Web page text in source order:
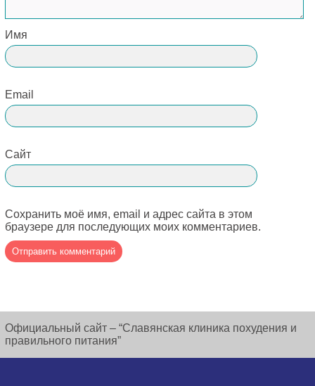
Имя
Email
Сайт
Сохранить моё имя, email и адрес сайта в этом
браузере для последующих моих комментариев.
Официальный сайт – “Славянская клиника похудения и
правильного питания”